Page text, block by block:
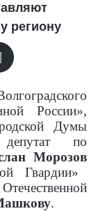
региону
России»,
Думы
по
Морозов
Гвардии»
.